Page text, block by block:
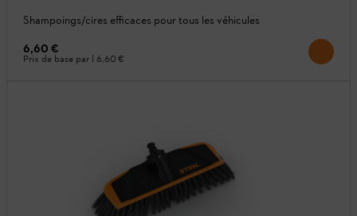
Shampoings/cires efficaces pour tous les véhicules
6,60 €
Prix de base par l 6,60 €